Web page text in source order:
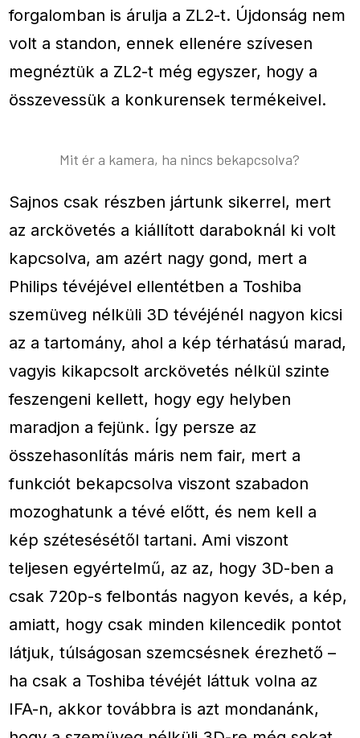
forgalomban is árulja a ZL2-t. Újdonság nem
volt a standon, ennek ellenére szívesen
megnéztük a ZL2-t még egyszer, hogy a
összevessük a konkurensek termékeivel.
Mit ér a kamera, ha nincs bekapcsolva?
Sajnos csak részben jártunk sikerrel, mert
az arckövetés a kiállított daraboknál ki volt
kapcsolva, am azért nagy gond, mert a
Philips tévéjével ellentétben a Toshiba
szemüveg nélküli 3D tévéjénél nagyon kicsi
az a tartomány, ahol a kép térhatású marad,
vagyis kikapcsolt arckövetés nélkül szinte
feszengeni kellett, hogy egy helyben
maradjon a fejünk. Így persze az
összehasonlítás máris nem fair, mert a
funkciót bekapcsolva viszont szabadon
mozoghatunk a tévé előtt, és nem kell a
kép szétesésétől tartani. Ami viszont
teljesen egyértelmű, az az, hogy 3D-ben a
csak 720p-s felbontás nagyon kevés, a kép,
amiatt, hogy csak minden kilencedik pontot
látjuk, túlságosan szemcsésnek érezhető –
ha csak a Toshiba tévéjét láttuk volna az
IFA-n, akkor továbbra is azt mondanánk,